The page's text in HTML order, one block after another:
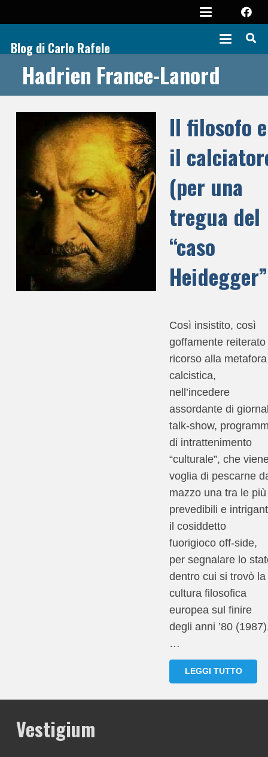
Blog di Carlo Rafele
Hadrien France-Lanord
Il filosofo e
il
(per una
tregua del
“caso
Così insistito, così
goffamente reiterato
ricorso alla metafora
calcistica,
nell’incedere
assordante di
talk-show,
di intrattenimento
“culturale”, che
voglia di pescarne
mazzo una tra le più
prevedibili e
il cosiddetto
fuorigioco off-side,
per segnalare lo
dentro cui si trovò la
cultura filosofica
europea sul finire
degli anni ’80
…
LEGGI TUTTO
Vestigium